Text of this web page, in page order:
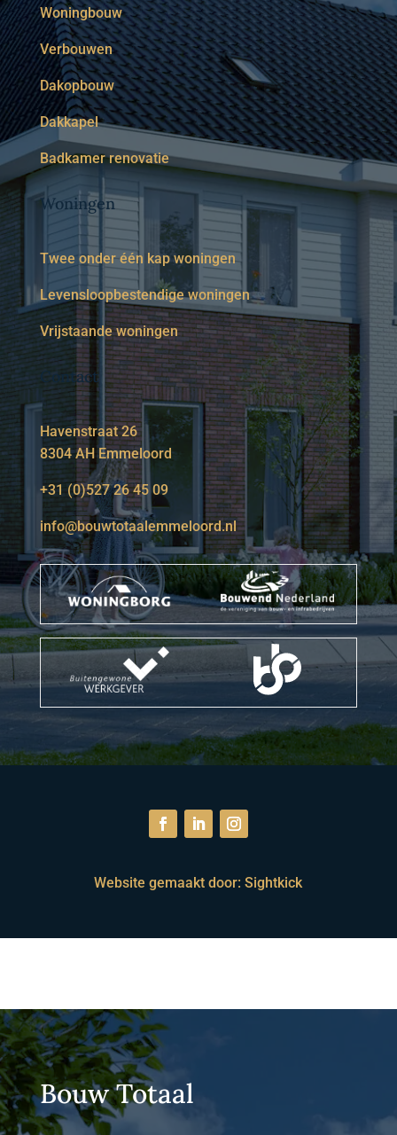
Woningbouw
Verbouwen
Dakopbouw
Dakkapel
Badkamer renovatie
Woningen
Twee onder één kap woningen
Levensloopbestendige woningen
Vrijstaande woningen
Contact
Havenstraat 26
8304 AH Emmeloord
+31 (0)527 26 45 09
info@bouwtotaalemmeloord.nl
Website gemaakt door: Sightkick
Bouw Totaal